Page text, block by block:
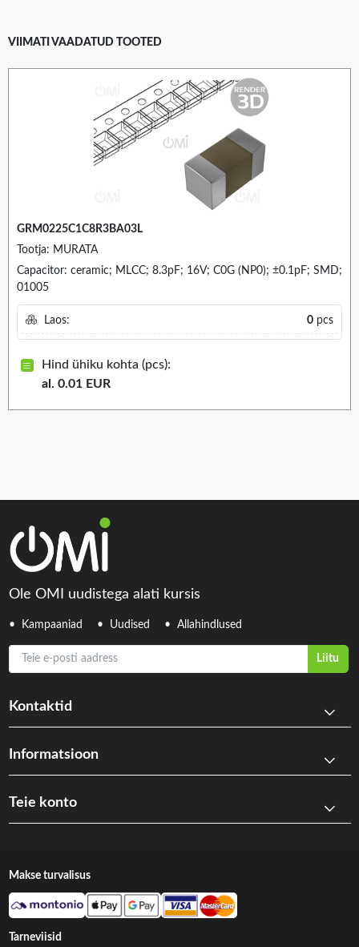
VIIMATI VAADATUD TOOTED
GRM0225C1C8R3BA03L
Tootja: MURATA
Capacitor: ceramic; MLCC; 8.3pF; 16V; C0G (NP0); ±0.1pF; SMD;
01005
Laos: 0 pcs
Hind ühiku kohta (pcs):
al. 0.01 EUR
Ole OMI uudistega alati kursis
Kampaaniad Uudised Allahindlused
Teie e-posti aadress
Liitu
Kontaktid
Informatsioon
Teie konto
Makse turvalisus
Tarneviisid